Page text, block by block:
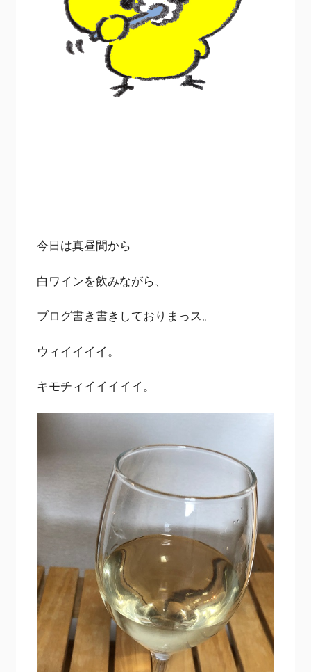
今日は真昼間から
白ワインを飲みながら、
ブログ書き書きしておりまっス。
ウィイイイイ。
キモチィイイイイイ。